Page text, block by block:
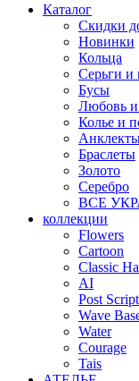
Каталог
Скидки
Новинки
Кольца
Серьги
Бусы
Любовь и
Колье и
Браслеты
Золото
Серебро
ВСЕ
коллекции
Flowers
Cartoon
Classic
AI
Post
Wave
Water
Courage
Tais